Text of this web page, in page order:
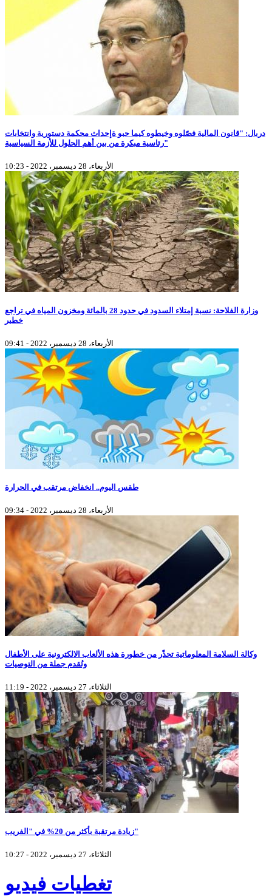
دربال: "قانون المالية فصّلوه وخيطوه كيما حبو ةإحداث محكمة دستورية وانتخابات
رئاسية مبكرة من بين أهم الحلول للأزمة السياسية"
الأربعاء، 28 ديسمبر، 2022 - 10:23
وزارة الفلاحة: نسبة إمتلاء السدود في حدود 28 بالمائة ومخزون المياه في تراجع
خطير
الأربعاء، 28 ديسمبر، 2022 - 09:41
طقس اليوم.. انخفاض مرتقب في الحرارة
الأربعاء، 28 ديسمبر، 2022 - 09:34
وكالة السلامة المعلوماتية تحذّر من خطورة هذه الألعاب الالكترونية على الأطفال
وتُقدم جملة من التوصيات
الثلاثاء، 27 ديسمبر، 2022 - 11:19
زيادة مرتقبة بأكثر من 20% في "الفريب"
الثلاثاء، 27 ديسمبر، 2022 - 10:27
تغطيات فيديو